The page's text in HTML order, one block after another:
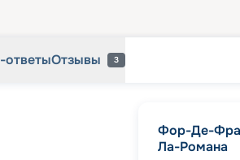
Отзывы 3
Фор-Де-
Ла-Романа